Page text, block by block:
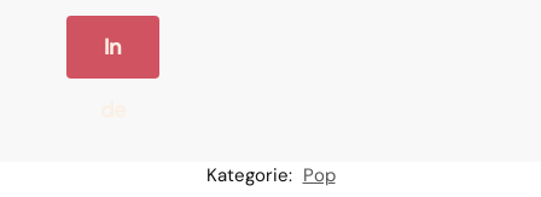
In
Kategorie: Pop